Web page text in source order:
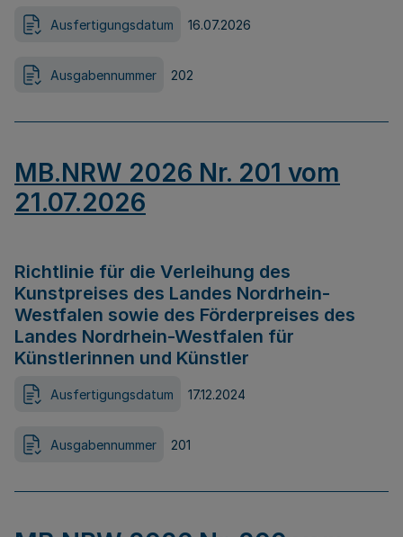
Ausfertigungsdatum 16.07.2026
Ausgabennummer 202
MB.NRW 2026 Nr. 201 vom
21.07.2026
Richtlinie für die Verleihung des
Kunstpreises des Landes Nordrhein-
Westfalen sowie des Förderpreises des
Landes Nordrhein-Westfalen für
Künstlerinnen und Künstler
Ausfertigungsdatum 17.12.2024
Ausgabennummer 201